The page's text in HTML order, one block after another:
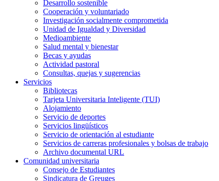
Desarrollo sostenible
Cooperación y voluntariado
Investigación socialmente comprometida
Unidad de Igualdad y Diversidad
Medioambiente
Salud mental y bienestar
Becas y ayudas
Actividad pastoral
Consultas, quejas y sugerencias
Servicios
Bibliotecas
Tarjeta Universitaria Inteligente (TUI)
Alojamiento
Servicio de deportes
Servicios lingüísticos
Servicio de orientación al estudiante
Servicios de carreras profesionales y bolsas de trabajo
Archivo documental URL
Comunidad universitaria
Consejo de Estudiantes
Sindicatura de Greuges